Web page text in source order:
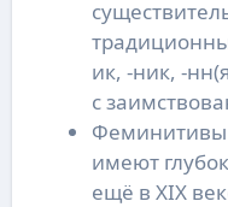
ик, -ник, -
с
Феминитивы
имеют
ещё в XIX